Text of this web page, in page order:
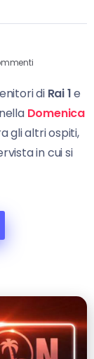
di Rai 1e
Domenica
gli altri ospiti,
in cui si